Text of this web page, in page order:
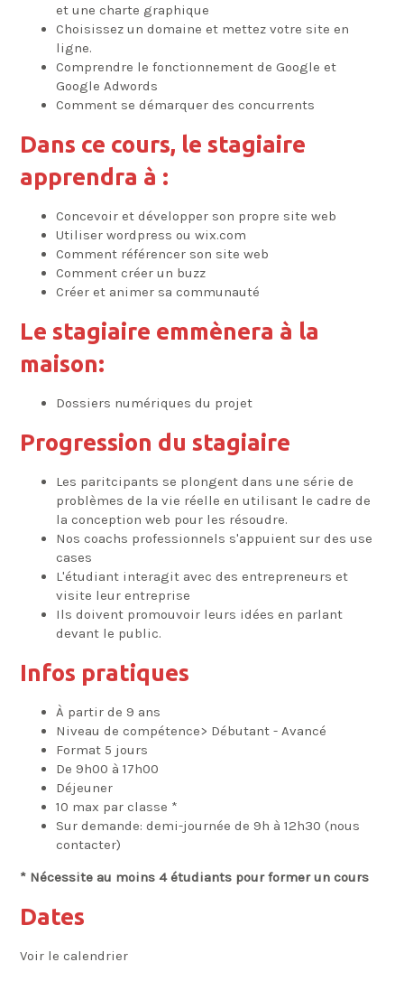
et une charte graphique
Choisissez un domaine et mettez votre site en
ligne.
Comprendre le fonctionnement de Google et
Google Adwords
Comment se démarquer des concurrents
Dans ce cours, le stagiaire
apprendra à :
Concevoir et développer son propre site web
Utiliser wordpress ou wix.com
Comment référencer son site web
Comment créer un buzz
Créer et animer sa communauté
Le stagiaire emmènera à la
maison:
Dossiers numériques du projet
Progression du stagiaire
Les paritcipants se plongent dans une série de
problèmes de la vie réelle en utilisant le cadre de
la conception web pour les résoudre.
Nos coachs professionnels s'appuient sur des use
cases
L'étudiant interagit avec des entrepreneurs et
visite leur entreprise
Ils doivent promouvoir leurs idées en parlant
devant le public.
Infos pratiques
À partir de 9 ans
Niveau de compétence> Débutant - Avancé
Format 5 jours
De 9h00 à 17h00
Déjeuner
10 max par classe *
Sur demande: demi-journée de 9h à 12h30 (nous
contacter)
* Nécessite au moins 4 étudiants pour former un cours
Dates
Voir le calendrier